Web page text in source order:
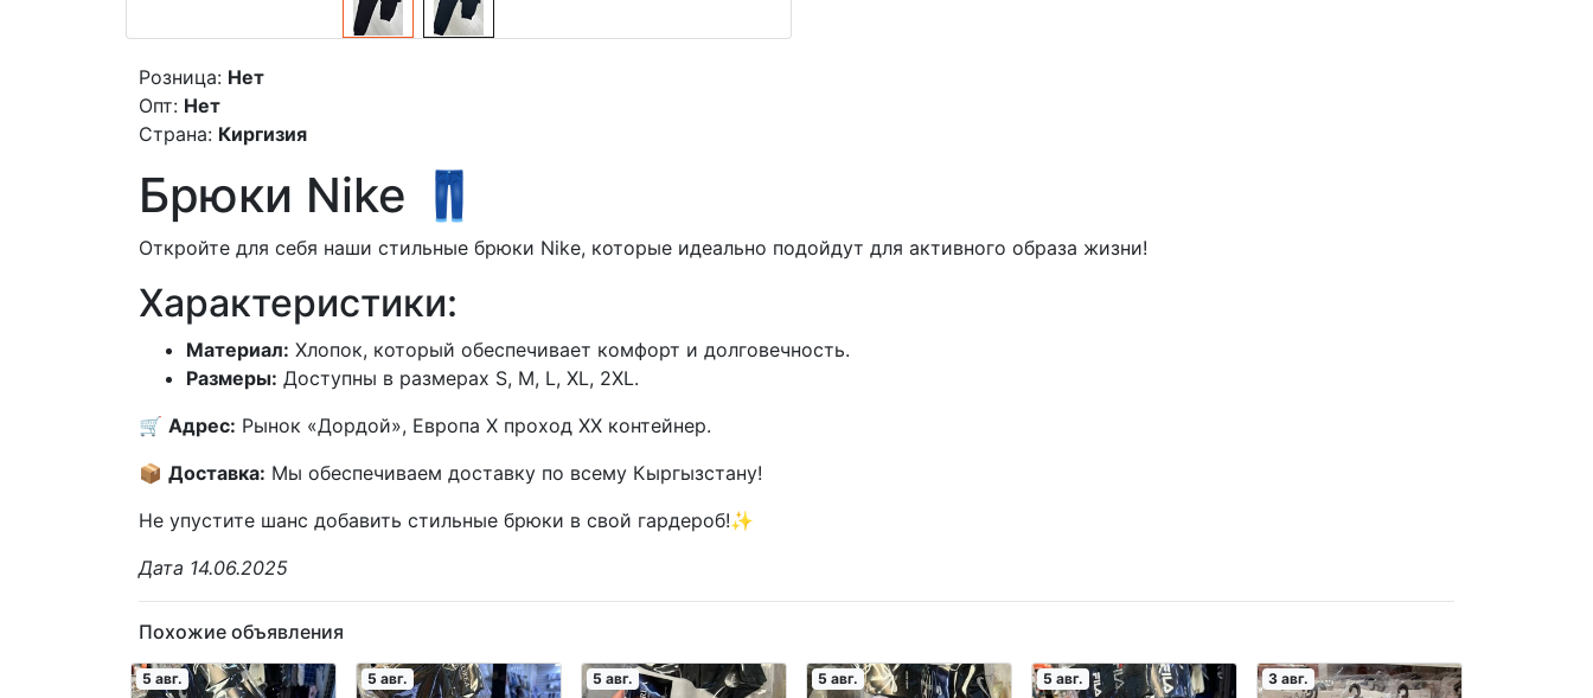
Розница: Нет
Опт: Нет
Страна: Киргизия
Брюки Nike 👖
Откройте для себя наши стильные брюки Nike, которые идеально подойдут для активного образа жизни!
Характеристики:
Материал: Хлопок, который обеспечивает комфорт и долговечность.
Размеры: Доступны в размерах S, M, L, XL, 2XL.
🛒 Адрес: Рынок «Дордой», Европа X проход XX контейнер.
📦 Доставка: Мы обеспечиваем доставку по всему Кыргызстану!
Не упустите шанс добавить стильные брюки в свой гардероб!✨
Дата 14.06.2025
Похожие объявления
5 авг. 5 авг. 5 авг. 5 авг. 5 авг. 3 авг.